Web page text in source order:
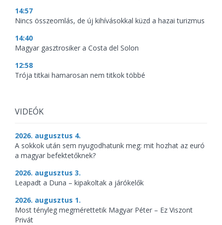
14:57
Nincs összeomlás, de új kihívásokkal küzd a hazai turizmus
14:40
Magyar gasztrosiker a Costa del Solon
12:58
Trója titkai hamarosan nem titkok többé
VIDEÓK
2026. augusztus 4.
A sokkok után sem nyugodhatunk meg: mit hozhat az euró
a magyar befektetőknek?
2026. augusztus 3.
Leapadt a Duna – kipakoltak a járókelők
2026. augusztus 1.
Most tényleg megmérettetik Magyar Péter – Ez Viszont
Privát